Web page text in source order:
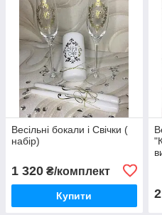
Весільні бокали і Свічки (
набір)
1 320 ₴/комплект
Купити